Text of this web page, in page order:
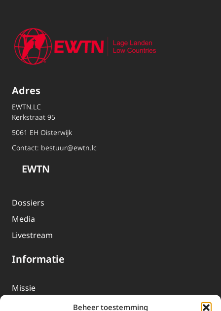
Beheer toestemming
Adres
EWTN.LC
Kerkstraat 95
5061 EH Oisterwijk
Contact: bestuur@ewtn.lc
EWTN
Dossiers
Media
Livestream
Informatie
Missie